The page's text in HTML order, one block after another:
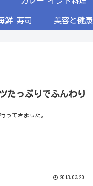
鮮 寿司 美容と健康
たっぷりでふんわり
ってきました。
2013.03.20